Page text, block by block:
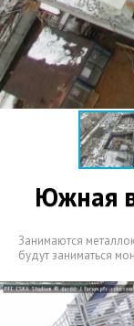
Южная
Занимаются
будут заниматься